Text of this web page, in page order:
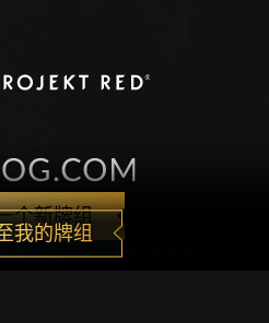
个新牌组
我的牌组
GWENT® 是由CD